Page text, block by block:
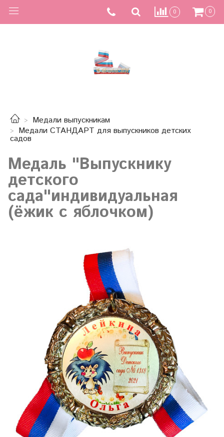
0 0
Медали выпускникам
Медали СТАНДАРТ для выпускников детских
садов
Медаль "Выпускнику
детского
сада"индивидуальная
(ёжик с яблочком)